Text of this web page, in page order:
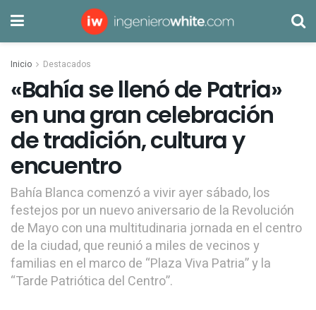
Inicio Destacados
«Bahía se llenó de Patria»
en una gran celebración
de tradición, cultura y
encuentro
Bahía Blanca comenzó a vivir ayer sábado, los
festejos por un nuevo aniversario de la Revolución
de Mayo con una multitudinaria jornada en el centro
de la ciudad, que reunió a miles de vecinos y
familias en el marco de “Plaza Viva Patria” y la
“Tarde Patriótica del Centro”.